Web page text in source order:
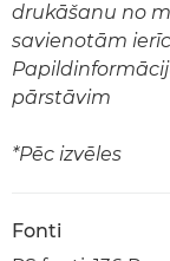
drukāšanu no
savienotām
pārstāvim
*Pēc izvēles
Fonti